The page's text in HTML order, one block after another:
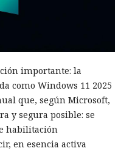
importante: la
como Windows 11 2025
que, según Microsoft,
y segura posible: se
habilitación
en esencia activa